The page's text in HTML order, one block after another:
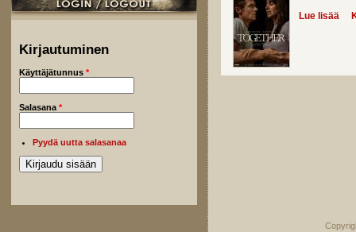
Kirjautuminen
Käyttäjätunnus *
Salasana *
Pyydä uutta salasanaa
Lue lisää